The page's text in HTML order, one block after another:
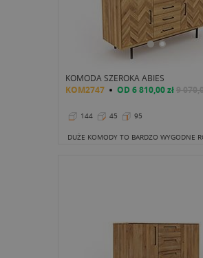
KOMODA SZEROKA ABIES
KOM2747 OD 6 810,00 zł9
144 45 95